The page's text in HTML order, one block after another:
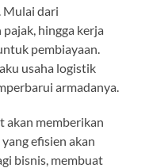
Mulai dari
hingga kerja
pembiayaan.
usaha logistik
armadanya.
akan memberikan
efisien akan
bisnis, membuat